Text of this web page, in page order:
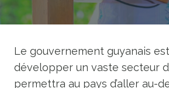
Le gouvernement guyanais
développer un vaste secteur
permettra au pays d’aller au-